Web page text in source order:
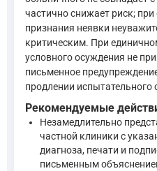
Если условно
Уголовный кодекс
Статья 73 УК РФ, на
Что касается главного
частично снижает риск;
признания неявки
критическим. При
условного осуждения не
письменное
продлении испытательного
Рекомендуемые
Незамедлительно
частной клиники с
диагноза, печати и
письменным